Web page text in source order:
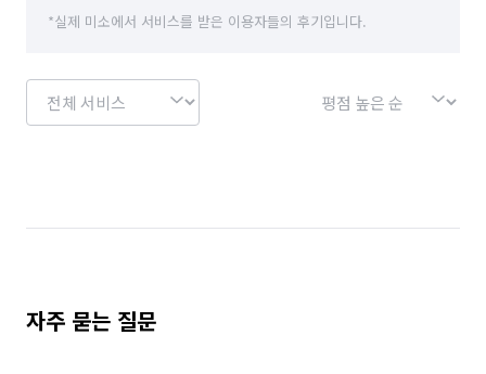
*실제 미소에서 서비스를 받은 이용자들의 후기입니다.
자주 묻는 질문